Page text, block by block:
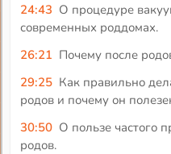
24:43 О процедуре
современных роддомах.
26:21 Почему после
29:25 Как правильно
родов и почему он
30:50 О пользе частого
родов.